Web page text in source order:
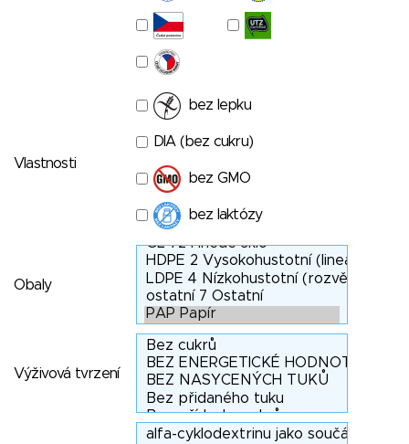
Vlastnosti
bez lepku
DIA (bez cukru)
bez GMO
bez laktózy
Obaly
Výživová tvrzení